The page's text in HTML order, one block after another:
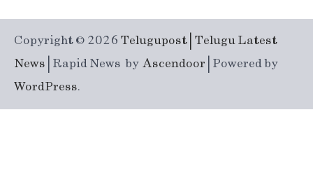
Copyright © 2026 Telugupost | Telugu Latest
News | Rapid News byAscendoor | Powered by
WordPress.